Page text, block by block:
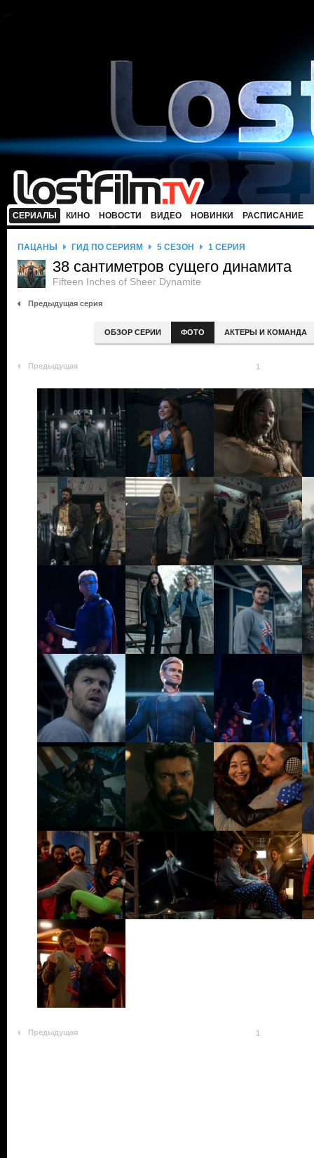
СЕРИАЛЫ КИНО НОВОСТИ ВИДЕО НОВИНКИ РАСПИСАНИЕ
ПАЦАНЫ ГИД ПО СЕРИЯМ 5 СЕЗОН 1 СЕРИЯ
38 сантиметров сущего динамита
Fifteen Inches of Sheer Dynamite
Предыдущая серия
ОБЗОР СЕРИИ ФОТО АКТЕРЫ И КОМАНДА
Предыдущая 1
Предыдущая 1